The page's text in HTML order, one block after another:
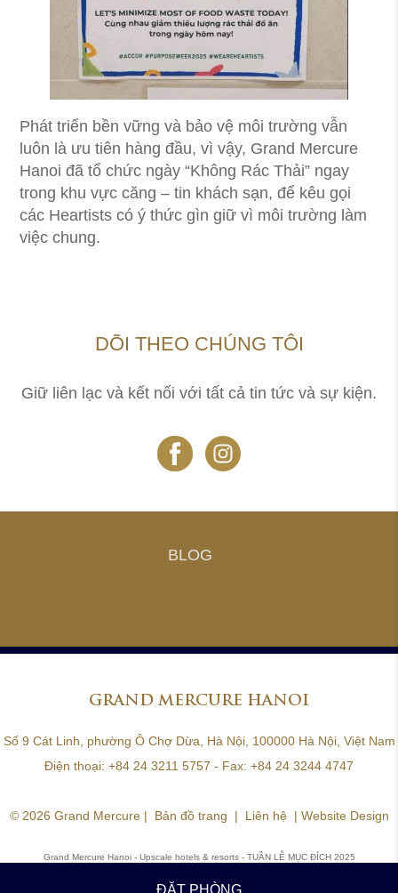
Phát triển bền vững và bảo vệ môi trường vẫn
luôn là ưu tiên hàng đầu, vì vậy, Grand Mercure
Hanoi đã tổ chức ngày “Không Rác Thải” ngay
trong khu vực căng – tin khách sạn, để kêu gọi
các Heartists có ý thức gìn giữ vì môi trường làm
việc chung.
DÕI THEO CHÚNG TÔI
Giữ liên lạc và kết nối với tất cả tin tức và sự kiện.
BLOG
GRAND MERCURE HANOI
Số 9 Cát Linh, phường Ô Chợ Dừa, Hà Nội, 100000 Hà Nội, Việt Nam
Điện thoại: +84 24 3211 5757 - Fax: +84 24 3244 4747
© 2026 Grand Mercure | Bản đồ trang | Liên hệ| Website Design
Grand Mercure Hanoi - Upscale hotels & resorts - TUẦN LỄ MỤC ĐÍCH 2025
ĐẶT PHÒNG